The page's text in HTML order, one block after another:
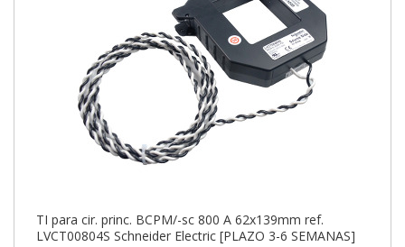
TI para cir. princ. BCPM/-sc 800 A 62x139mm ref.
LVCT00804S Schneider Electric [PLAZO 3-6 SEMANAS]